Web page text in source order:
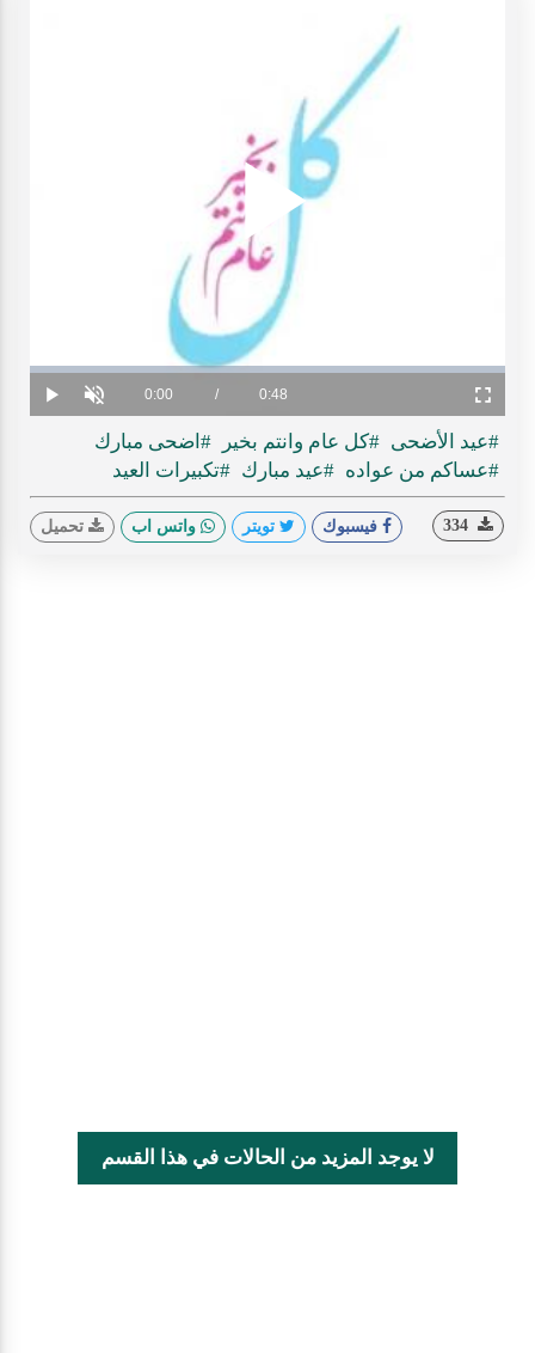
Play
Play Unmute Current
Time
0:00 / Duration
0:48
Loaded:
0%
Progress:
0%
Fullscreen
#عيد الأضحى #كل عام وانتم بخير
#اضحى مبارك
#عساكم من عواده #عيد مبارك #تكبيرات العيد
فيسبوك تويتر واتس اب تحميل
لا يوجد المزيد من الحالات في هذا القسم